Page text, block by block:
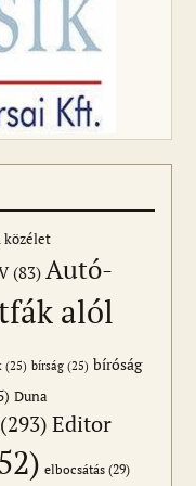
közélet
(83) Autó-
alól
(25) bírság (25) bíróság
Duna
(293) Editor
elbocsátás (29)